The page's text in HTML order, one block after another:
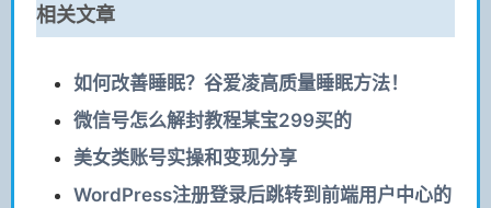
相关文章
如何改善睡眠？谷爱凌高质量睡眠方法！
微信号怎么解封教程某宝299买的
美女类账号实操和变现分享
WordPress注册登录后跳转到前端用户中心的